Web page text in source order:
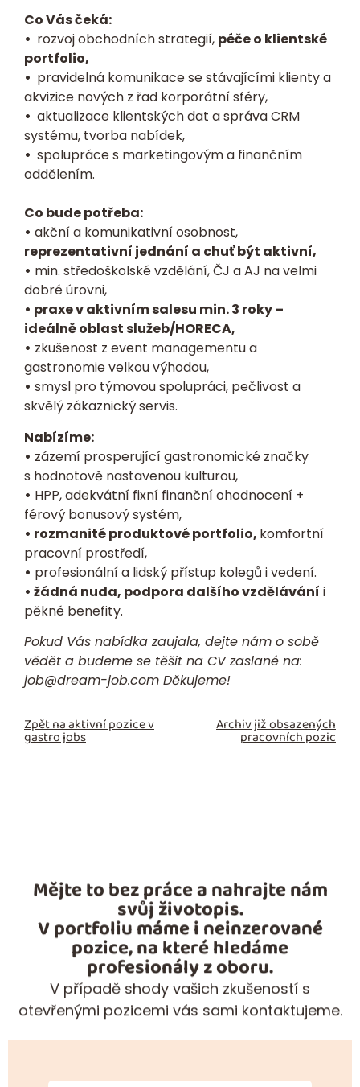
Co Vás čeká:
• rozvoj obchodních strategií, péče o klientské
portfolio,
• pravidelná komunikace se stávajícími klienty a
akvizice nových z řad korporátní sféry,
• aktualizace klientských dat a správa CRM
systému, tvorba nabídek,
• spolupráce s marketingovým a finančním
oddělením.
Co bude potřeba:
• akční a komunikativní osobnost,
reprezentativní jednání a chuť být aktivní,
• min. středoškolské vzdělání, ČJ a AJ na velmi
dobré úrovni,
• praxe v aktivním salesu min. 3 roky –
ideálně oblast služeb/HORECA,
• zkušenost z event managementu a
gastronomie velkou výhodou,
• smysl pro týmovou spolupráci, pečlivost a
skvělý zákaznický servis.
Nabízíme:
• zázemí prosperující gastronomické značky
s hodnotově nastavenou kulturou,
• HPP, adekvátní fixní finanční ohodnocení +
férový bonusový systém,
• rozmanité produktové portfolio, komfortní
pracovní prostředí,
• profesionální a lidský přístup kolegů i vedení.
• žádná nuda, podpora dalšího vzdělávání i
pěkné benefity.
Pokud Vás nabídka zaujala, dejte nám o sobě
vědět a budeme se těšit na CV zaslané na:
job@dream-job.com Děkujeme!
Zpět na aktivní pozice v
gastro jobs
Archiv již obsazených
pracovních pozic
Mějte to bez práce a nahrajte nám
svůj životopis.
V portfoliu máme i neinzerované
pozice, na které hledáme
profesionály z oboru.
V případě shody vašich zkušeností s
otevřenými pozicemi vás sami kontaktujeme.